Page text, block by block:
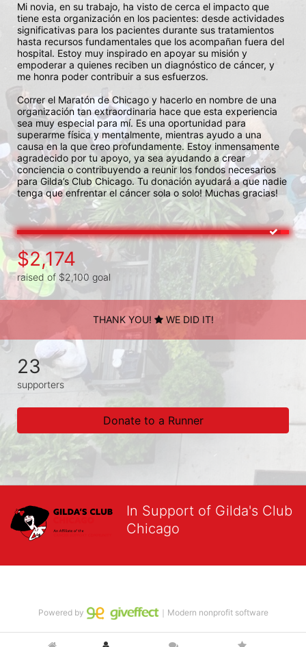
Mi novia, en su trabajo, ha visto de cerca el impacto que
tiene esta organización en los pacientes: desde actividades
significativas para los pacientes durante sus tratamientos
hasta recursos fundamentales que los acompañan fuera del
hospital. Estoy muy inspirado en apoyar su misión y
empoderar a quienes reciben un diagnóstico de cáncer, y
me honra poder contribuir a sus esfuerzos.
Correr el Maratón de Chicago y hacerlo en nombre de una
organización tan extraordinaria hace que esta experiencia
sea muy especial para mí. Es una oportunidad para
superarme física y mentalmente, mientras ayudo a una
causa en la que creo profundamente. Estoy inmensamente
agradecido por tu apoyo, ya sea ayudando a crear
conciencia o contribuyendo a reunir los fondos necesarios
para Gilda’s Club Chicago. Tu donación ayudará a que nadie
tenga que enfrentar el cáncer sola o solo! Muchas gracias!
$2,174
raised of $2,100 goal
THANK YOU! WE DID IT!
23
supporters
Donate to a Runner
In Support of Gilda's Club
Chicago
Powered by ｜Modern nonprofit software